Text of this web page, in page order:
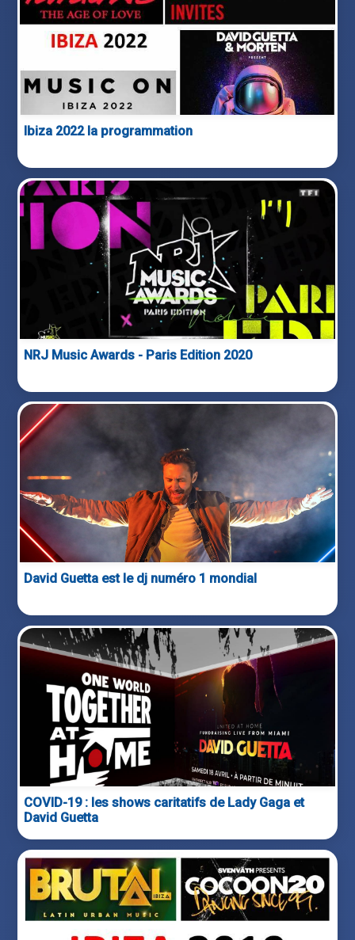
Ibiza 2022 la programmation
NRJ Music Awards - Paris Edition 2020
David Guetta est le dj numéro 1 mondial
COVID-19 : les shows caritatifs de Lady Gaga et
David Guetta